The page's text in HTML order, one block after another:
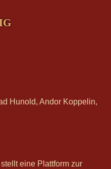
Hunold, Andor Koppelin,
eine Plattform zur